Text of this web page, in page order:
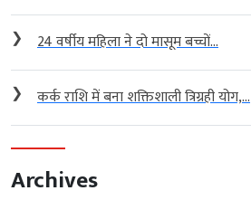
❯ 24 वर्षीय महिला ने दो मासूम बच्चों...
❯ कर्क राशि में बना शक्तिशाली त्रिग्रही योग,...
Archives